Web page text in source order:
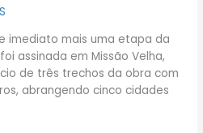
imediato mais uma etapa da
assinada em Missão Velha,
de três trechos da obra com
abrangendo cinco cidades